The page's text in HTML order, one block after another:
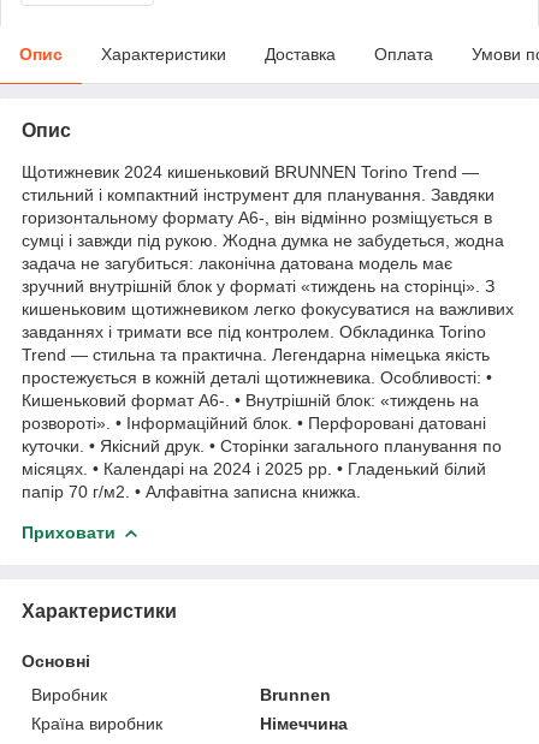
Опис Характеристики Доставка Оплата Умови
Опис
Щотижневик 2024 кишеньковий BRUNNEN Torino Trend —
стильний і компактний інструмент для планування. Завдяки
горизонтальному формату А6-, він відмінно розміщується в
сумці і завжди під рукою. Жодна думка не забудеться, жодна
задача не загубиться: лаконічна датована модель має
зручний внутрішній блок у форматі «тиждень на сторінці». З
кишеньковим щотижневиком легко фокусуватися на важливих
завданнях і тримати все під контролем. Обкладинка Torino
Trend — стильна та практична. Легендарна німецька якість
простежується в кожній деталі щотижневика. Особливості: •
Кишеньковий формат А6-. • Внутрішній блок: «тиждень на
розвороті». • Інформаційний блок. • Перфоровані датовані
куточки. • Якісний друк. • Сторінки загального планування по
місяцях. • Календарі на 2024 і 2025 рр. • Гладенький білий
папір 70 г/м2. • Алфавітна записна книжка.
Приховати
Характеристики
Основні
Виробник
Brunnen
Країна виробник
Німеччина